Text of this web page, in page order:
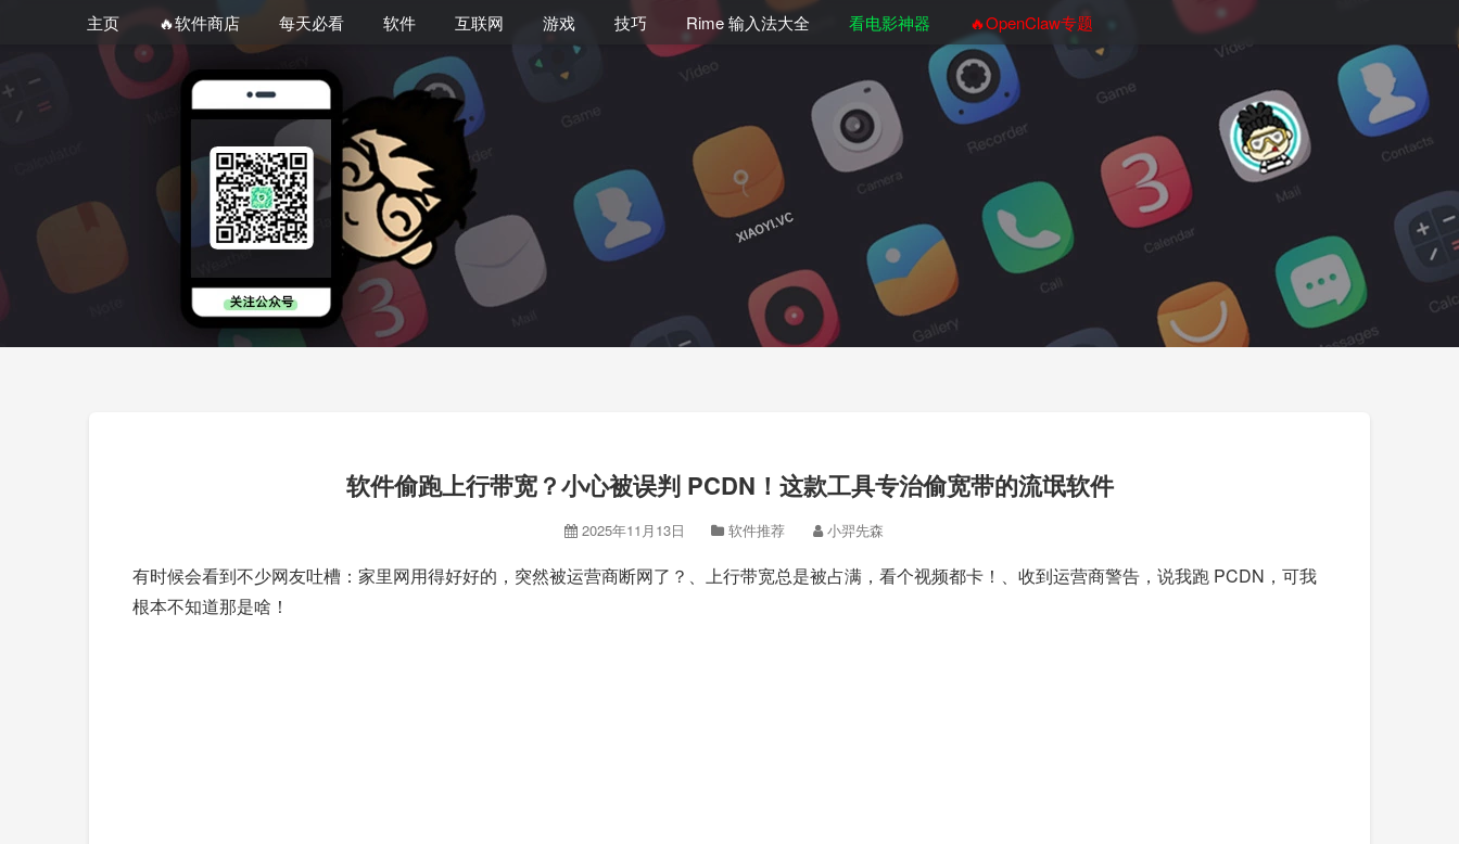
主页 🔥软件商店 每天必看 软件 互联网 游戏 技巧 Rime 输入法大全 看电影神器 🔥OpenClaw专题
软件偷跑上行带宽？小心被误判 PCDN！这款工具专治偷宽带的流氓软件
2025年11月13日 软件推荐 小羿先森
有时候会看到不少网友吐槽：家里网用得好好的，突然被运营商断网了？、上行带宽总是被占满，看个视频都卡！、收到运营商警告，说我跑 PCDN，可我
根本不知道那是啥！